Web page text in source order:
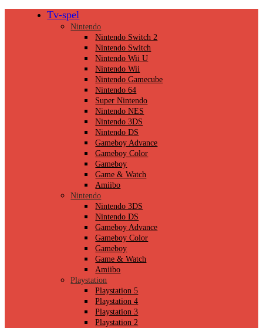
Tv-spel
Nintendo
Nintendo Switch 2
Nintendo Switch
Nintendo Wii U
Nintendo Wii
Nintendo Gamecube
Nintendo 64
Super Nintendo
Nintendo NES
Nintendo 3DS
Nintendo DS
Gameboy Advance
Gameboy Color
Gameboy
Game & Watch
Amiibo
Nintendo
Nintendo 3DS
Nintendo DS
Gameboy Advance
Gameboy Color
Gameboy
Game & Watch
Amiibo
Playstation
Playstation 5
Playstation 4
Playstation 3
Playstation 2